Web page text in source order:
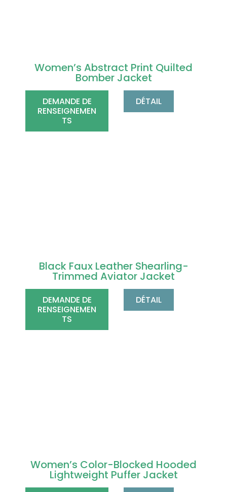
Women’s Abstract Print Quilted
Bomber Jacket
DEMANDE DE
RENSEIGNEMEN
TS
DÉTAIL
Black Faux Leather Shearling-
Trimmed Aviator Jacket
DEMANDE DE
RENSEIGNEMEN
TS
DÉTAIL
Women’s Color-Blocked Hooded
Lightweight Puffer Jacket